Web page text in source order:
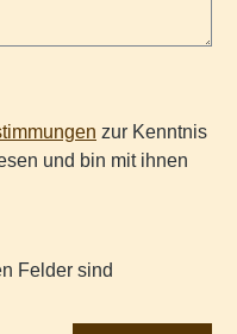
zur Kenntnis
und bin mit ihnen
Felder sind